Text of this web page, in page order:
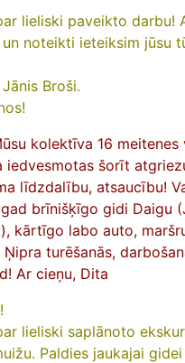
lieliski paveikto darbu!
noteikti ieteiksim jūsu
Broši.
kolektīva 16
iedvesmotas šorīt
līdzdalību, atsaucību!
gad brīnišķīgo gidi Daigu
kārtīgo labo auto,
Ņipra turēšanās,
Ar cieņu, Dita
lieliski saplānoto
Paldies jaukajai